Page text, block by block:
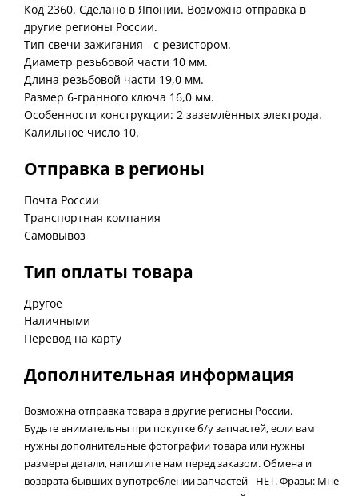
Код 2360. Сделано в Японии. Возможна отправка в
другие регионы России.
Тип свечи зажигания - с резистором.
Диаметр резьбовой части 10 мм.
Длина резьбовой части 19,0 мм.
Размер 6-гранного ключа 16,0 мм.
Особенности конструкции: 2 заземлённых электрода.
Калильное число 10.
Отправка в регионы
Почта России
Транспортная компания
Самовывоз
Тип оплаты товара
Другое
Наличными
Перевод на карту
Дополнительная информация
Возможна отправка товара в другие регионы России.
Будьте внимательны при покупке б/у запчастей, если вам
нужны дополнительные фотографии товара или нужны
размеры детали, напишите нам перед заказом. Обмена и
возврата бывших в употреблении запчастей - НЕТ. Фразы: Мне